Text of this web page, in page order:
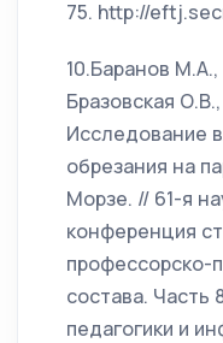
75. http://
10.Баранов М.А.,
Бразовская
Исследование
обрезания на
Морзе. // 61-я
конференция
профессорско-
состава. Часть
педагогики и